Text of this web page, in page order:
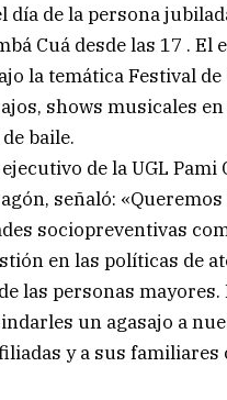
día de la persona
Cuá desde las 17 . El
la temática Festival de
shows musicales
baile.
de la UGL Pami
señaló:
sociopreventivas
en las políticas de
las personas mayores.
un agasajo a
y a sus